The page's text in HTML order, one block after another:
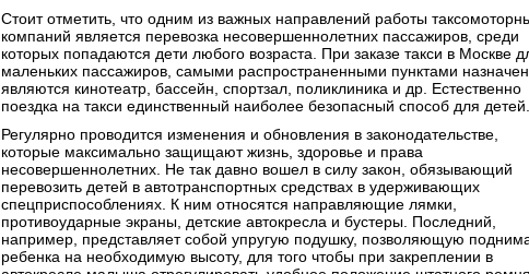
Стоит отметить, что одним из важных направлений работы
компаний является перевозка несовершеннолетних пассажиров, среди
которых попадаются дети любого возраста. При заказе такси в Москве
маленьких пассажиров, самыми распространенными пунктами
являются кинотеатр, бассейн, спортзал, поликлиника и др. Естественно
поездка на такси единственный наиболее безопасный способ для детей.
Регулярно проводится изменения и обновления в законодательстве,
которые максимально защищают жизнь, здоровье и права
несовершеннолетних. Не так давно вошел в силу закон, обязывающий
перевозить детей в автотранспортных средствах в удерживающих
спецприспособлениях. К ним относятся направляющие лямки,
противоударные экраны, детские автокресла и бустеры. Последний,
например, представляет собой упругую подушку, позволяющую
ребенка на необходимую высоту, для того чтобы при закреплении в